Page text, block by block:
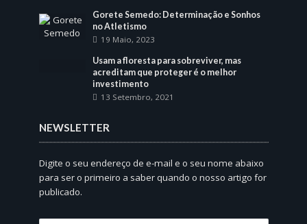
Gorete Semedo: Determinação e Sonhos
no Atletismo
19 Maio, 2023
Usam a floresta para sobreviver, mas
acreditam que proteger é o melhor
investimento
13 Setembro, 2021
NEWSLETTER
Digite o seu endereço de e-mail e o seu nome abaixo
para ser o primeiro a saber quando o nosso artigo for
publicado.